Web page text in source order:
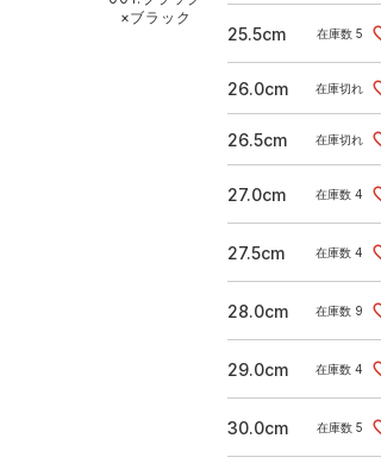
×ブラック
25.5cm 在庫数 5
26.0cm 在庫切れ
26.5cm 在庫切れ
27.0cm 在庫数 4
27.5cm 在庫数 4
28.0cm 在庫数 9
29.0cm 在庫数 4
30.0cm 在庫数 5